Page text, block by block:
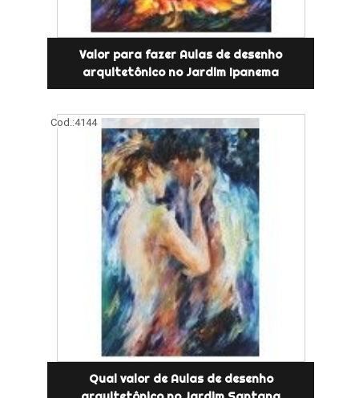
Valor para fazer Aulas de desenho
arquitetônico no Jardim Ipanema
Cod.:4144
Qual valor de Aulas de desenho